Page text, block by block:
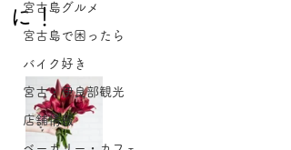
宮古島グルメ
宮古島で困ったら
バイク好き
宮古・伊良部観光
店舗情報
に！